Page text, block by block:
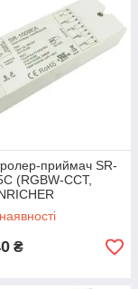
приймач SR-
(RGBW-CCT,
₴